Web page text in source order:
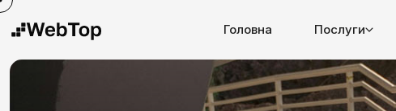
Головна Послуги